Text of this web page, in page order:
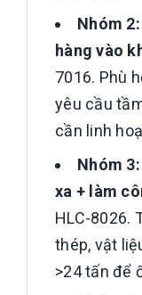
Nhóm
hàng vào
7016. Phù
yêu cầu
cần linh
Nhóm
xa + làm
HLC-8026.
thép, vật
>24 tấn để